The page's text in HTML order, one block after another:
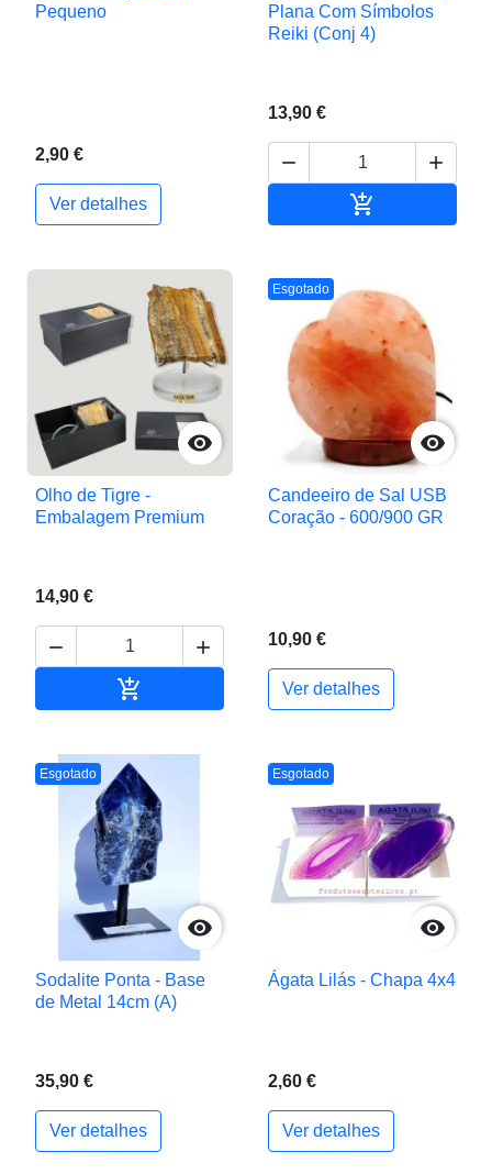
Pequeno
2,90 €
Ver detalhes
Plana Com Símbolos
Reiki (Conj 4)
13,90 €
 


Olho de Tigre -
Embalagem Premium
14,90 €
 
 Adicionar ao carrinho
Esgotado

Candeeiro de Sal USB
Coração - 600/900 GR
10,90 €
Ver detalhes
Esgotado

Sodalite Ponta - Base
de Metal 14cm (A)
35,90 €
Ver detalhes
Esgotado

Ágata Lilás - Chapa 4x4
2,60 €
Ver detalhes